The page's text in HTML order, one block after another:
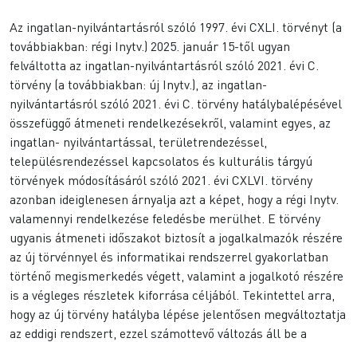
Az ingatlan-nyilvántartásról szóló 1997. évi CXLI. törvényt (a
továbbiakban: régi Inytv.) 2025. január 15-től ugyan
felváltotta az ingatlan-nyilvántartásról szóló 2021. évi C.
törvény (a továbbiakban: új Inytv.), az ingatlan-
nyilvántartásról szóló 2021. évi C. törvény hatálybalépésével
összefüggő átmeneti rendelkezésekről, valamint egyes, az
ingatlan- nyilvántartással, területrendezéssel,
településrendezéssel kapcsolatos és kulturális tárgyú
törvények módosításáról szóló 2021. évi CXLVI. törvény
azonban ideiglenesen árnyalja azt a képet, hogy a régi Inytv.
valamennyi rendelkezése feledésbe merülhet. E törvény
ugyanis átmeneti időszakot biztosít a jogalkalmazók részére
az új törvénnyel és informatikai rendszerrel gyakorlatban
történő megismerkedés végett, valamint a jogalkotó részére
is a végleges részletek kiforrása céljából. Tekintettel arra,
hogy az új törvény hatályba lépése jelentősen megváltoztatja
az eddigi rendszert, ezzel számottevő változás áll be a